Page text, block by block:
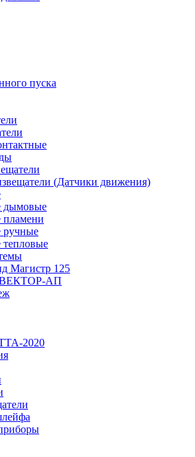
пуска
(Датчики движения)
дымовые
пламени
ручные
Магистр 125
ВЕКТОР-АП
2020